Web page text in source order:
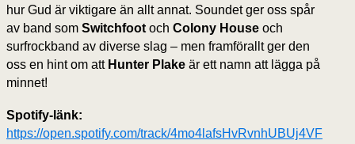
hur Gud är viktigare än allt annat. Soundet ger oss spår
av band som Switchfoot och Colony House och
surfrockband av diverse slag – men framförallt ger den
oss en hint om att Hunter Plake är ett namn att lägga på
minnet!
Spotify-länk:
https://open.spotify.com/track/4mo4lafsHvRvnhUBUj4VF